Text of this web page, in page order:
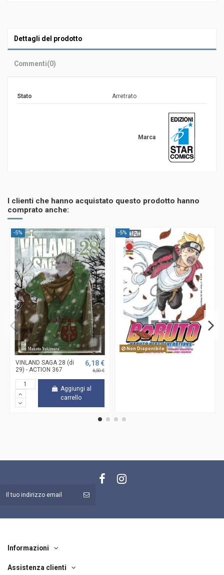
Dettagli del prodotto
Commenti(0)
Stato Arretrato
Marca
I clienti che hanno acquistato questo prodotto hanno
comprato anche:
-5%
VINLAND SAGA 28 (di
29) - ACTION 367
6,18 €
6,50 €
Aggiungi al
carrello
-5%
Non Disponibile
Informazioni
Assistenza clienti